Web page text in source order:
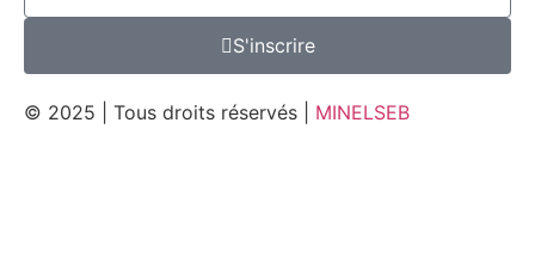
S'inscrire
© 2025 | Tous droits réservés | MINELSEB